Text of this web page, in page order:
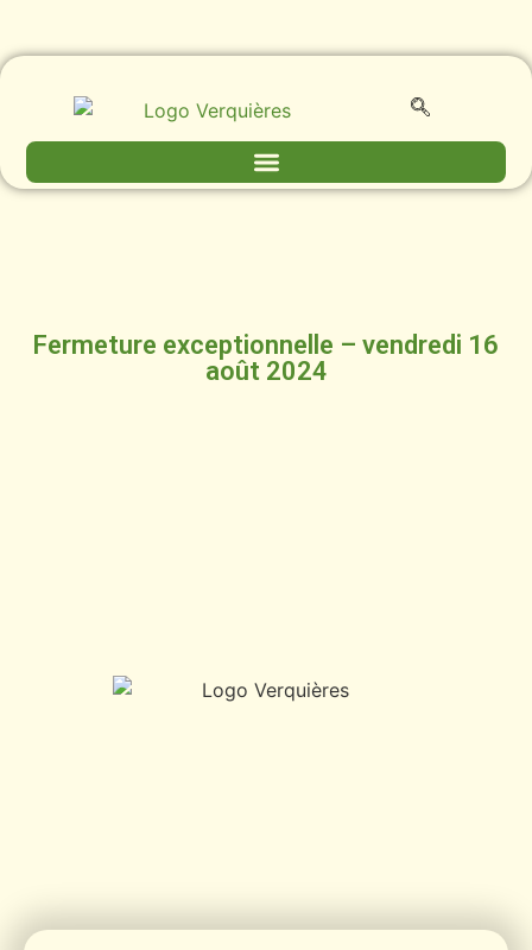
Fermeture exceptionnelle – vendredi 16
août 2024